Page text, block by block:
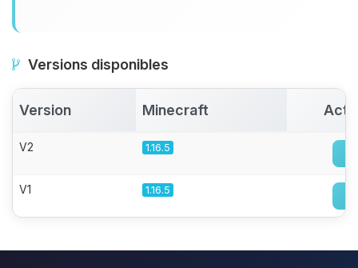
Versions disponibles
Version Minecraft
V2 1.16.5
V1 1.16.5